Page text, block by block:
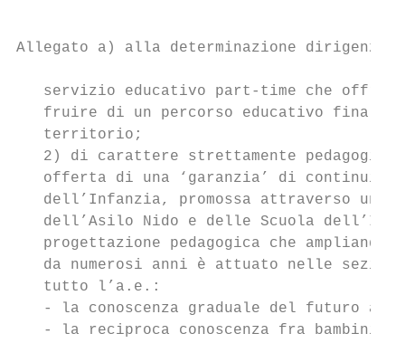
Allegato a) alla determinazione
servizio educativo part-time che offra
fruire di un percorso educativo
   territorio;
   2) di carattere strettamente pedagogico:
offerta di una ‘garanzia’ di
dell’Infanzia, promossa attraverso una
dell’Asilo Nido e delle Scuola
progettazione pedagogica che ampliando
da numerosi anni è attuato nelle
   tutto l’a.e.:
- la conoscenza graduale del futuro
- la reciproca conoscenza fra bambini